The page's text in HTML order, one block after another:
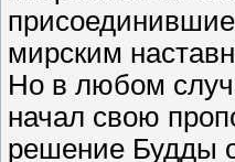
мирским
Но в любом
начал свою
решение Будды